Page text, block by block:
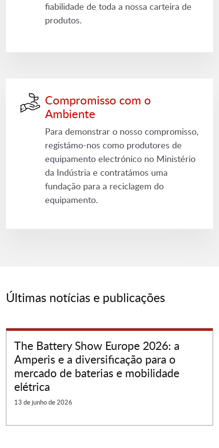
fiabilidade de toda a nossa carteira de
produtos.
Compromisso com o
Ambiente
Para demonstrar o nosso compromisso,
registámo-nos como produtores de
equipamento electrónico no Ministério
da Indústria e contratámos uma
fundação para a reciclagem do
equipamento.
Últimas notícias e publicações
The Battery Show Europe 2026: a
Amperis e a diversificação para o
mercado de baterias e mobilidade
elétrica
13 de junho de 2026